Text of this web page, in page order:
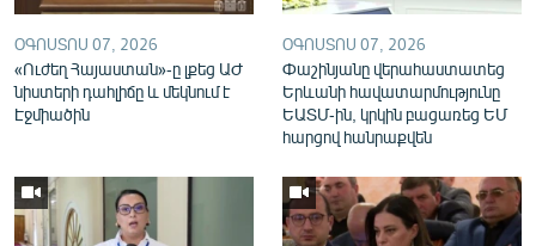
ՕԳՈՍՏՈՍ 07, 2026
«Ուժեղ Հայաստան»-ը լքեց ԱԺ
նիստերի դահլիճը և մեկնում է
Էջմիածին
ՕԳՈՍՏՈՍ 07, 2026
Փաշինյանը վերահաստատեց
Երևանի հավատարմությունը
ԵԱՏՄ-ին, կրկին բացառեց ԵՄ
հարցով հանրաքվեն